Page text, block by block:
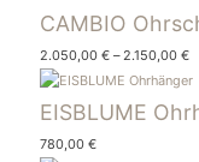
CAMBIO
2.050,00 €–2.150,00 €
EISBLUME
780,00 €